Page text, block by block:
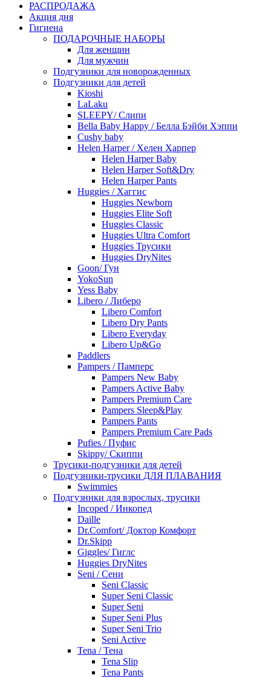
РАСПРОДАЖА
Акция дня
Гигиена
ПОДАРОЧНЫЕ НАБОРЫ
Для женщин
Для мужчин
Подгузники для новорожденных
Подгузники для детей
Kioshi
LaLaku
SLEEPY/ Слипи
Bella Baby Happy / Белла Бэйби Хэппи
Cushy baby
Helen Harper / Хелен Харпер
Helen Harper Baby
Helen Harper Soft&Dry
Helen Harper Pants
Huggies / Хаггис
Huggies Newborn
Huggies Elite Soft
Huggies Classic
Huggies Ultra Comfort
Huggies Трусики
Huggies DryNites
Goon/ Гун
YokoSun
Yess Baby
Libero / Либеро
Libero Comfort
Libero Dry Pants
Libero Everyday
Libero Up&Go
Paddlers
Pampers / Памперс
Pampers New Baby
Pampers Active Baby
Pampers Premium Care
Pampers Sleep&Play
Pampers Pants
Pampers Premium Care Pads
Pufies / Пуфис
Skippy/ Скиппи
Трусики-подгузники для детей
Подгузники-трусики ДЛЯ ПЛАВАНИЯ
Swimmies
Подгузники для взрослых, трусики
Incoped / Инкопед
Daille
Dr.Comfort/ Доктор Комфорт
Dr.Skipp
Giggles/ Гиглс
Huggies DryNites
Seni / Сени
Seni Classic
Super Seni Classic
Super Seni
Super Seni Plus
Super Seni Trio
Seni Active
Tena / Тена
Tena Slip
Tena Pants